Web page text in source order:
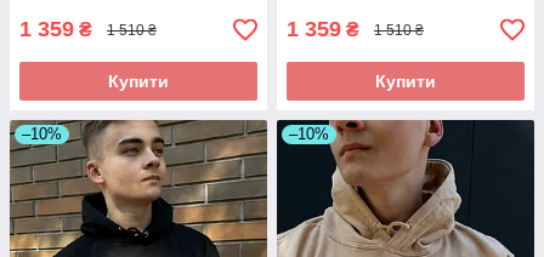
1 359 ₴ 1 510 ₴
Купити
1 359 ₴ 1 510 ₴
Купити
–10% –10%